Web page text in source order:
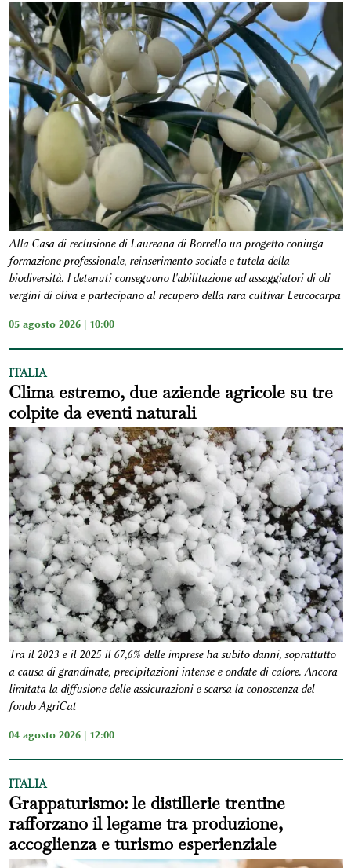
Alla Casa di reclusione di Laureana di Borrello un progetto coniuga
formazione professionale, reinserimento sociale e tutela della
biodiversità. I detenuti conseguono l'abilitazione ad assaggiatori di oli
vergini di oliva e partecipano al recupero della rara cultivar Leucocarpa
05 agosto 2026 | 10:00
ITALIA
Clima estremo, due aziende agricole su tre
colpite da eventi naturali
Tra il 2023 e il 2025 il 67,6% delle imprese ha subito danni, soprattutto
a causa di grandinate, precipitazioni intense e ondate di calore. Ancora
limitata la diffusione delle assicurazioni e scarsa la conoscenza del
fondo AgriCat
04 agosto 2026 | 12:00
ITALIA
Grappaturismo: le distillerie trentine
rafforzano il legame tra produzione,
accoglienza e turismo esperienziale